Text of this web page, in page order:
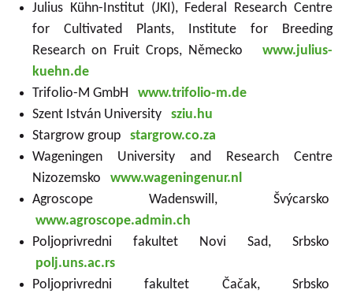
Julius Kühn-Institut (JKI), Federal Research Centre
for Cultivated Plants, Institute for Breeding
Research on Fruit Crops, Německo www.julius-
kuehn.de
Trifolio-M GmbHwww.trifolio-m.de
Szent István Universitysziu.hu
Stargrow groupstargrow.co.za
Wageningen University and Research Centre
Nizozemskowww.wageningenur.nl
Agroscope Wadenswill, Švýcarsko
www.agroscope.admin.ch
Poljoprivredni fakultet Novi Sad, Srbsko
polj.uns.ac.rs
Poljoprivredni fakultet Čačak, Srbsko